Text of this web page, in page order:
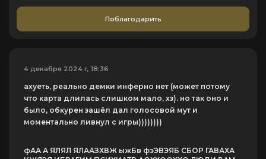
Поблагодарить
4 декабря 2024 г, 18:36
ахуеть, реально демки инферно нет (может потому
что карта длилась слишком мало, хз). но так оно и
было, обкурен зашёл дал голосовой мут и
моментально ливнул с игры))))))))
фАА А ЯЛЯЛ ЯЛААЗХВЖ ыжБв фэЭВЭЯБ СБОР ГАВАХА